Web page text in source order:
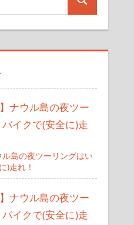
検
ル島の夜ツーリングはい
)走れ！